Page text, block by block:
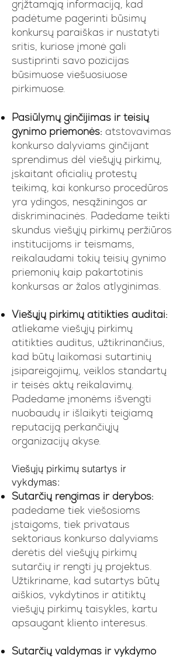
grįžtamąją informaciją, kad
padėtume pagerinti būsimų
konkursų paraiškas ir nustatyti
sritis, kuriose įmonė gali
sustiprinti savo pozicijas
būsimuose viešuosiuose
pirkimuose.
Pasiūlymų ginčijimas ir teisių
gynimo priemonės: atstovavimas
konkurso dalyviams ginčijant
sprendimus dėl viešųjų pirkimų,
įskaitant oficialių protestų
teikimą, kai konkurso procedūros
yra ydingos, nesąžiningos ar
diskriminacinės. Padedame teikti
skundus viešųjų pirkimų peržiūros
institucijoms ir teismams,
reikalaudami tokių teisių gynimo
priemonių kaip pakartotinis
konkursas ar žalos atlyginimas.
Viešųjų pirkimų atitikties auditai:
atliekame viešųjų pirkimų
atitikties auditus, užtikrinančius,
kad būtų laikomasi sutartinių
įsipareigojimų, veiklos standartų
ir teisės aktų reikalavimų.
Padedame įmonėms išvengti
nuobaudų ir išlaikyti teigiamą
reputaciją perkančiųjų
organizacijų akyse.
Viešųjų pirkimų sutartys ir
vykdymas:
Sutarčių rengimas ir derybos:
padedame tiek viešosioms
įstaigoms, tiek privataus
sektoriaus konkurso dalyviams
derėtis dėl viešųjų pirkimų
sutarčių ir rengti jų projektus.
Užtikriname, kad sutartys būtų
aiškios, vykdytinos ir atitiktų
viešųjų pirkimų taisykles, kartu
apsaugant kliento interesus.
Sutarčių valdymas ir vykdymo